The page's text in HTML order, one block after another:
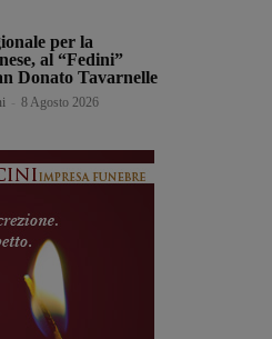
per la
al “Fedini”
Donato Tavarnelle
8 Agosto 2026